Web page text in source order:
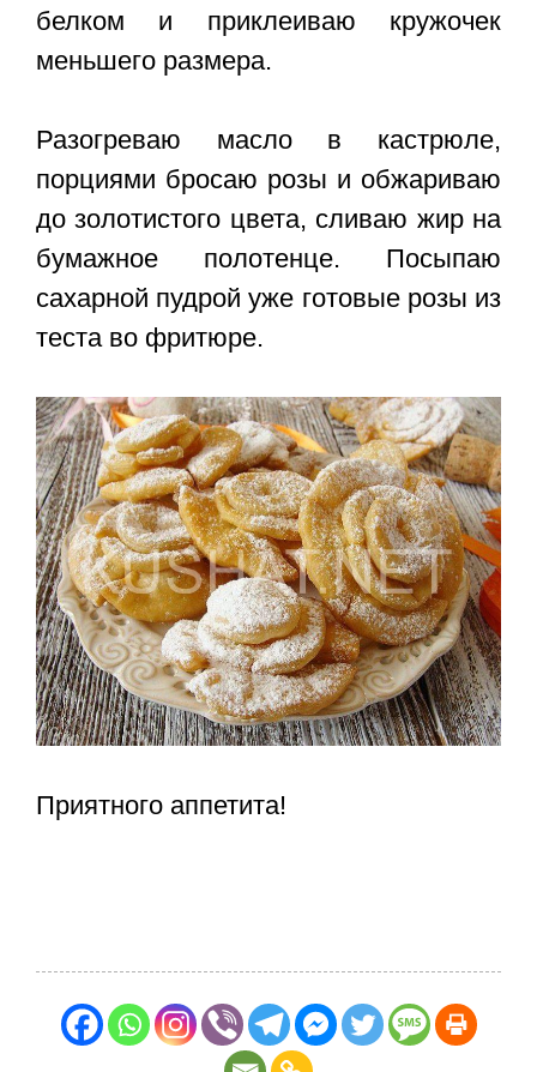
белком и приклеиваю кружочек
меньшего размера.
Разогреваю масло в кастрюле,
порциями бросаю розы и обжариваю
до золотистого цвета, сливаю жир на
бумажное полотенце. Посыпаю
сахарной пудрой уже готовые розы из
теста во фритюре.
Приятного аппетита!